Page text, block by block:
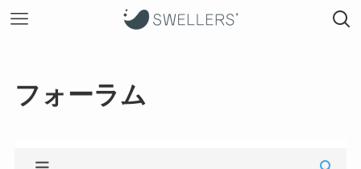
フォーラム